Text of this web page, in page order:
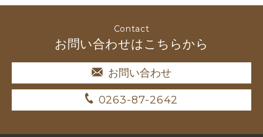
Contact
お問い合わせはこちらから
お問い合わせ
0263-87-2642